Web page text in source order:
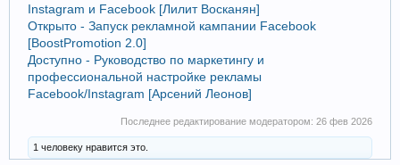
Instagram и Facebook [Лилит Восканян]
Открыто - Запуск рекламной кампании Facebook
[BoostPromotion 2.0]
Доступно - Руководство по маркетингу и
профессиональной настройке рекламы
Facebook/Instagram [Арсений Леонов]
Последнее редактирование модератором: 26 фев 2026
1 человеку нравится это.